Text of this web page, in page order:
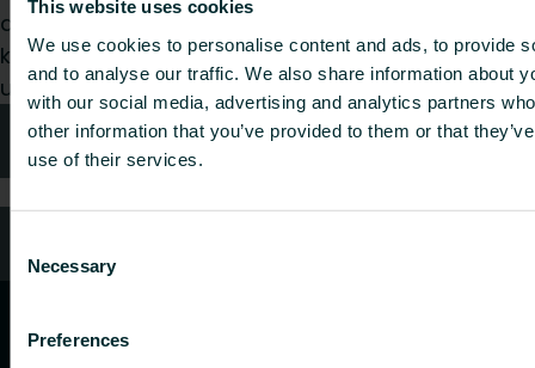
This website uses cookies
We use cookies to personalise content and ads, to provide
and to analyse our traffic. We also share information about
with our social media, advertising and analytics partners
other information that you’ve provided to them or that
use of their services.
Selection
Necessary
Preferences
didmenininkas ar galutinis vartotojas, pasirinkite
kategoriją ir mes mielai išnagrinėsime jūsų
užklausą.
Kontaktai